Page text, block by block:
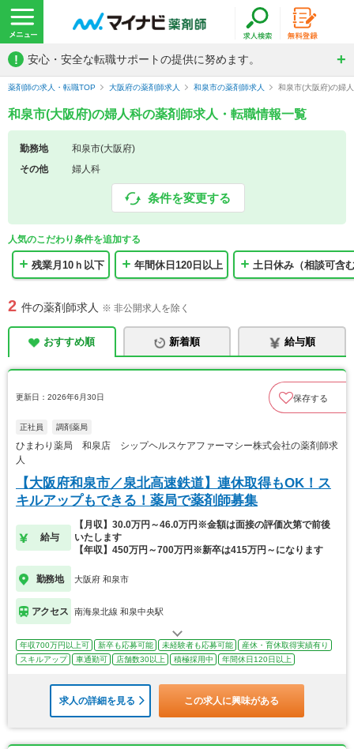
! 安心・安全な転職サポートの提供に努めます。
薬剤師の求人・転職TOP 大阪府の薬剤師求人 和泉市の薬剤師求人 和泉市(大阪府)の婦
和泉市(大阪府)の婦人科の薬剤師求人・転職情報一覧
勤務地
和泉市(大阪府)
その他
婦人科
条件を変更する
人気のこだわり条件を追加する
残業月10ｈ以下 年間休日120日以上 土日休み（相談可含
2 件の薬剤師求人 ※ 非公開求人を除く
おすすめ順 新着順 給与順
更新日：2026年6月30日 保存する
正社員 調剤薬局
ひまわり薬局 和泉店 シップヘルスケアファーマシー株式会社の薬剤師求
人
【大阪府和泉市／泉北高速鉄道】連休取得もOK！ス
キルアップもできる！薬局で薬剤師募集
給与
【月収】30.0万円～46.0万円※金額は面接の評価次第で前後
いたします
【年収】450万円～700万円※新卒は415万円～になります
勤務地 大阪府 和泉市
アクセス 南海泉北線 和泉中央駅
年収700万円以上可 新卒も応募可能 未経験者も応募可能
産休・育休取得実績有り
スキルアップ
車通勤可 店舗数30以上 積極採用中 年間休日120日以上
求人の詳細を見る この求人に興味がある